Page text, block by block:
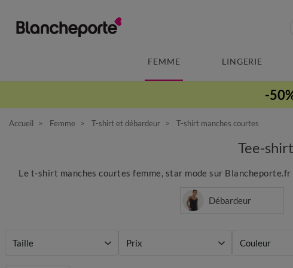
FEMME LINGERIE
-
Accueil Femme T-shirt et débardeur T-shirt manches courtes
Tee-
Le t-shirt manches courtes femme, star mode sur
Débardeur
Taille Prix Couleur